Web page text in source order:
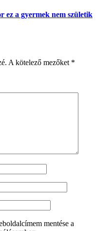
ez a gyermek nem születik
A kötelező mezőket *
mentése a